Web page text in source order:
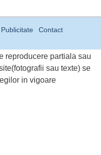
Publicitate Contact
reproducere partiala sau
sau texte) se
in vigoare